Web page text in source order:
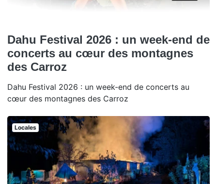
Dahu Festival 2026 : un week-end de
concerts au cœur des montagnes
des Carroz
Dahu Festival 2026 : un week-end de concerts au
cœur des montagnes des Carroz
Locales